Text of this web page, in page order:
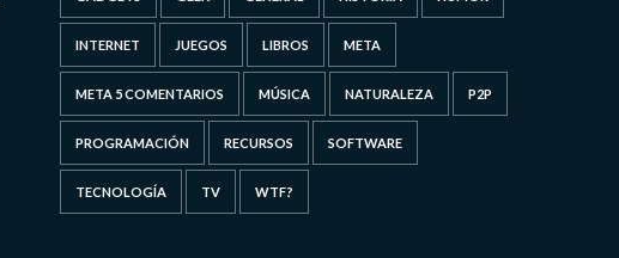
INTERNET JUEGOS LIBROS META
META 5 COMENTARIOS MÚSICA NATURALEZA P2P
PROGRAMACIÓN RECURSOS SOFTWARE
TECNOLOGÍA TV WTF?